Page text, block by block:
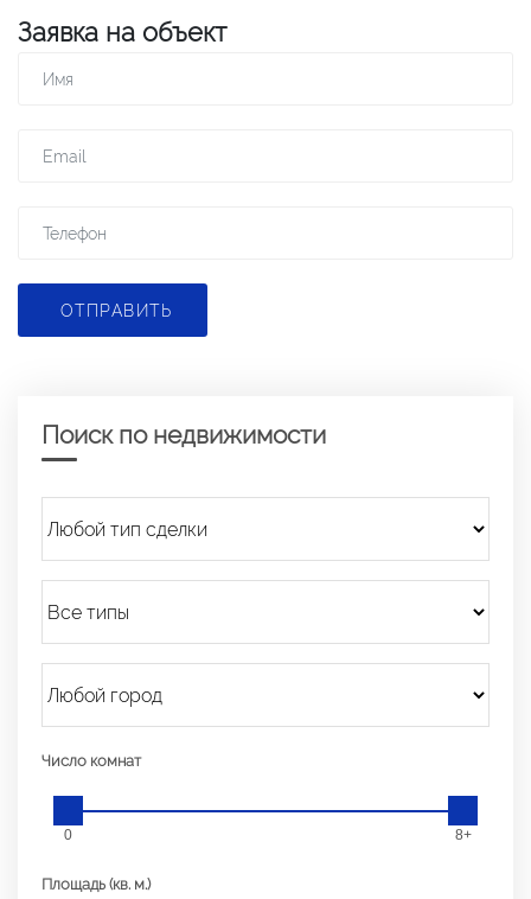
Заявка на объект
ОТПРАВИТЬ
Поиск по недвижимости
Число комнат
0 8+
Площадь (кв. м.)